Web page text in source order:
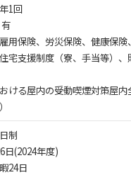
1回
用保険、労災保険、健康保
宅支援制度（寮、手当等）
ける屋内の受動喫煙対策屋
制
日(2024年度)
24日